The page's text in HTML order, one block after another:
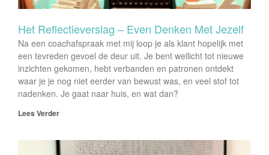
Het Reflectieverslag – Even Denken Met Jezelf
Na een coachafspraak met mij loop je als klant hopelijk met
een tevreden gevoel de deur uit. Je bent wellicht tot nieuwe
inzichten gekomen, hebt verbanden en patronen ontdekt
waar je je nog niet eerder van bewust was, en veel stof tot
nadenken. Je gaat naar huis, en wat dan?
Lees Verder